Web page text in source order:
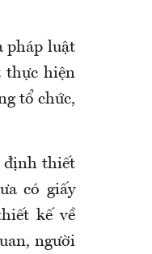
pháp luật
thực hiện
tổ chức,
định thiết
có giấy
kế về
người